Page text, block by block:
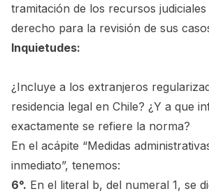
tramitación de los recursos
derecho para la revisión de sus
Inquietudes:
¿Incluye a los extranjeros
residencia legal en Chile? ¿Y a que
exactamente se refiere la norma?
En el acápite “Medidas
inmediato”, tenemos:
6°. En el literal b, del numeral 1, se